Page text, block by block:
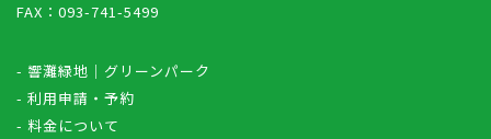
FAX：093-741-5499
- 響灘緑地｜グリーンパーク
- 利用申請・予約
- 料金について